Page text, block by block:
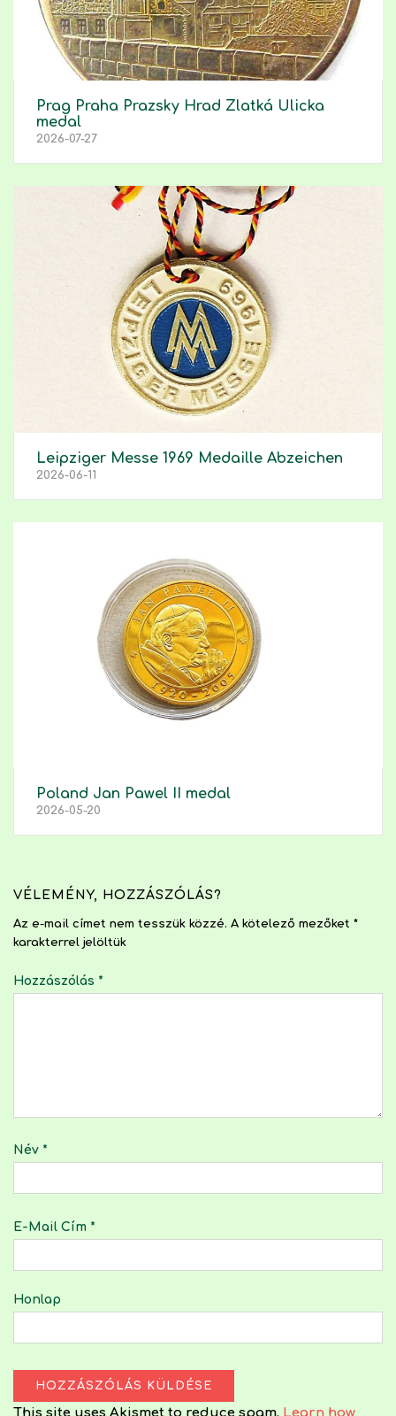
Prag Praha Prazsky Hrad Zlatká Ulicka
medal
2026-07-27
Leipziger Messe 1969 Medaille Abzeichen
2026-06-11
Poland Jan Pawel II medal
2026-05-20
VÉLEMÉNY, HOZZÁSZÓLÁS?
Az e-mail címet nem tesszük közzé. A kötelező mezőket *
karakterrel jelöltük
Hozzászólás *
Név *
E-Mail Cím *
Honlap